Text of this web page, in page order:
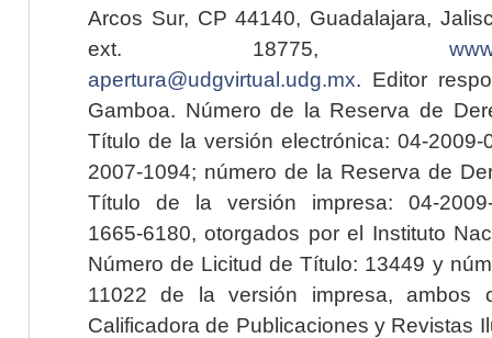
Arcos Sur, CP 44140, Guadalajara,
ext. 18775,
apertura@udgvirtual.udg.mx. Editor
Gamboa. Número de la Reserva de
Título de la versión electrónica: 04-2009-
2007-1094; número de la Reserva de
Título de la versión impresa: 04-2009-
1665-6180, otorgados por el Instituto
Número de Licitud de Título: 13449 y
11022 de la versión impresa, ambos
Calificadora de Publicaciones y Revistas